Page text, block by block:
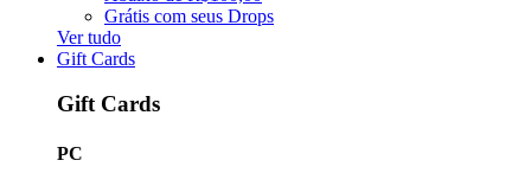
Grátis com seus Drops
Ver tudo
Gift Cards
Gift Cards
PC